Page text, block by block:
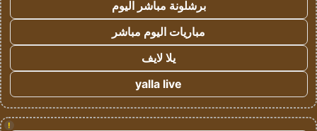
برشلونة مباشر اليوم
مباريات اليوم مباشر
يلا لايف
yalla live
!